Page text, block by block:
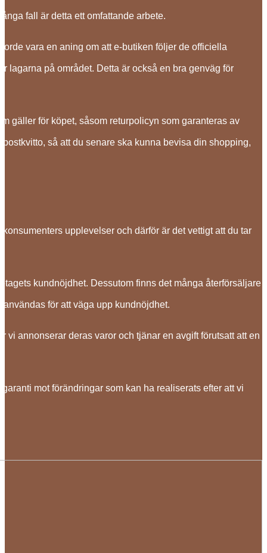
fall är detta ett omfattande arbete.
vara en aning om att e-butiken följer de officiella
lagarna på området. Detta är också en bra genväg för
gäller för köpet, såsom returpolicyn som garanteras av
så att du senare ska kunna bevisa din shopping,
upplevelser och därför är det vettigt att du tar
kundnöjdhet. Dessutom finns det många återförsäljare
för att väga upp kundnöjdhet.
annonserar deras varor och tjänar en avgift förutsatt att en
mot förändringar som kan ha realiserats efter att vi